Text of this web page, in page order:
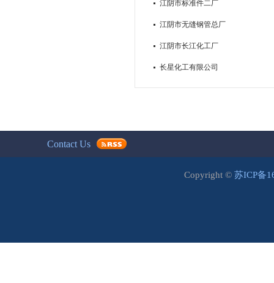
江阴市标准件二厂
江阴市无缝钢管总厂
江阴市长江化工厂
长星化工有限公司
Contact Us
Copyright © 苏ICP备